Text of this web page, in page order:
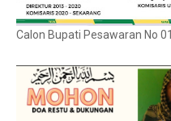
Calon Bupati Pesawaran No 01